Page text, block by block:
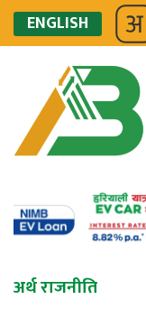
ENGLISH
अर्थ राजनीति